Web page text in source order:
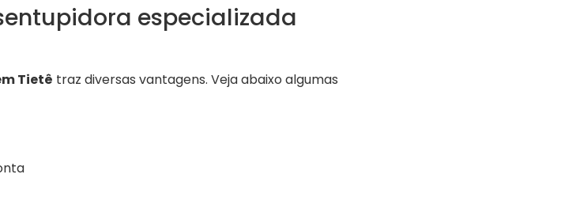
especializada
Tietê traz diversas vantagens. Veja abaixo algumas